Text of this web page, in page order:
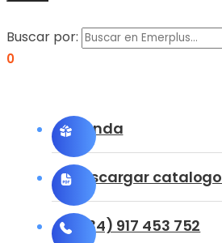
Buscar por:
0
Tienda
Descargar catalogo
(+34) 917 453 752